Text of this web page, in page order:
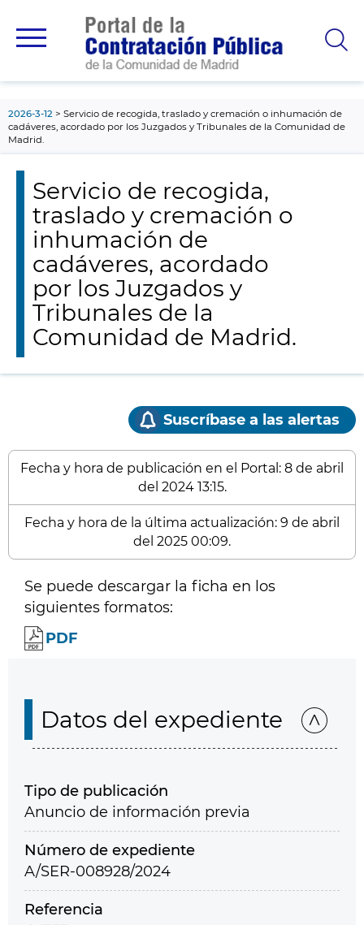
principal
2026-3-12
Servicio de recogida, traslado y cremación o inhumación de
cadáveres, acordado por los Juzgados y Tribunales de la Comunidad de
Madrid.
Servicio de recogida,
traslado y cremación o
inhumación de
cadáveres, acordado
por los Juzgados y
Tribunales de la
Comunidad de Madrid.
Suscríbase a las alertas
Fecha y hora de publicación en el Portal: 8 de abril
del 2024 13:15.
Fecha y hora de la última actualización: 9 de abril
del 2025 00:09.
Se puede descargar la ficha en los
siguientes formatos:
PDF
Datos del expediente
Tipo de publicación
Anuncio de información previa
Número de expediente
A/SER-008928/2024
Referencia